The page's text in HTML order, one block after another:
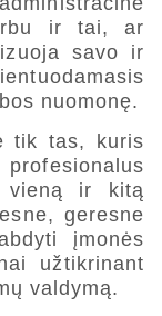
ir tai, ar
savo ir
nuomonę.
tik tas, kuris
vieną ir kitą
geresne
įmonės
užtikrinant
valdymą.